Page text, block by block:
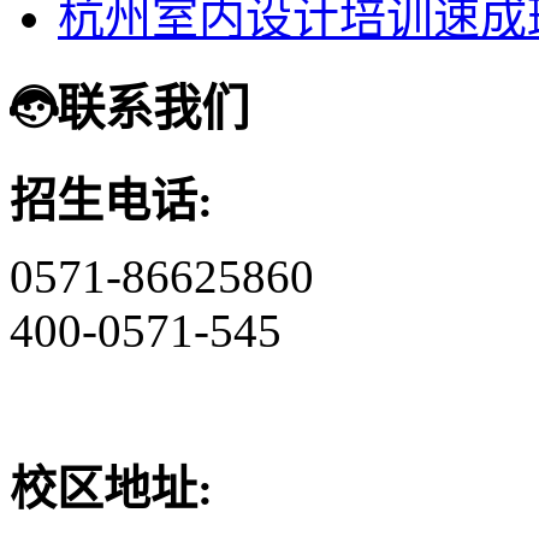
杭州室内设计培训速成
联系我们
招生电话:
0571-86625860
400-0571-545
校区地址: